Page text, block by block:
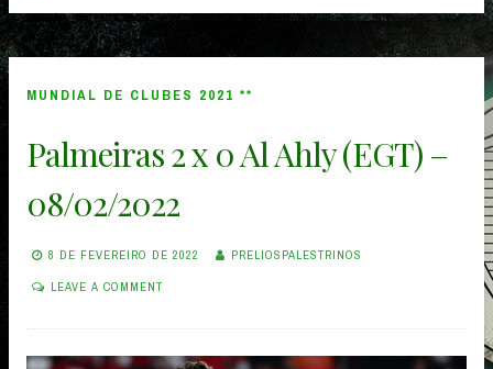
1
12/02/2022”
MUNDIAL DE CLUBES 2021 **
Palmeiras 2 x 0 Al Ahly (EGT) –
08/02/2022
8 DE FEVEREIRO DE 2022 PRELIOSPALESTRINOS
LEAVE A COMMENT